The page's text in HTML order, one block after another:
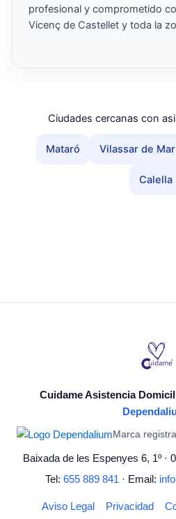
profesional y comprometido
Vicenç de Castellet y toda la
Ciudades cercanas con
Mataró Vilassar de Mar
Calella
Cuidame Asistencia
Marca
Baixada de les Espenyes 6, 1º ·
Tel: 655 889 841 · Email:
Aviso Legal Privacidad